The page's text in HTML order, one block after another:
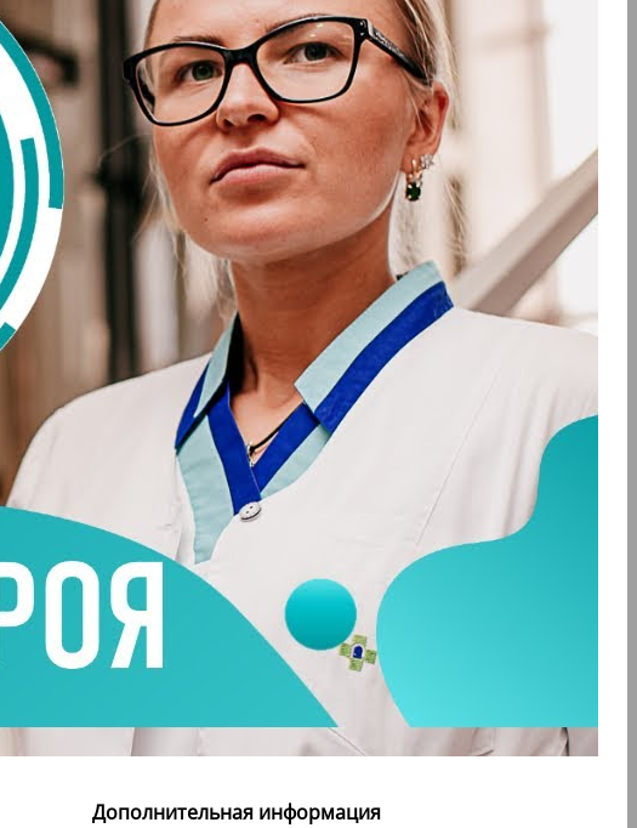
Дополнительная информация